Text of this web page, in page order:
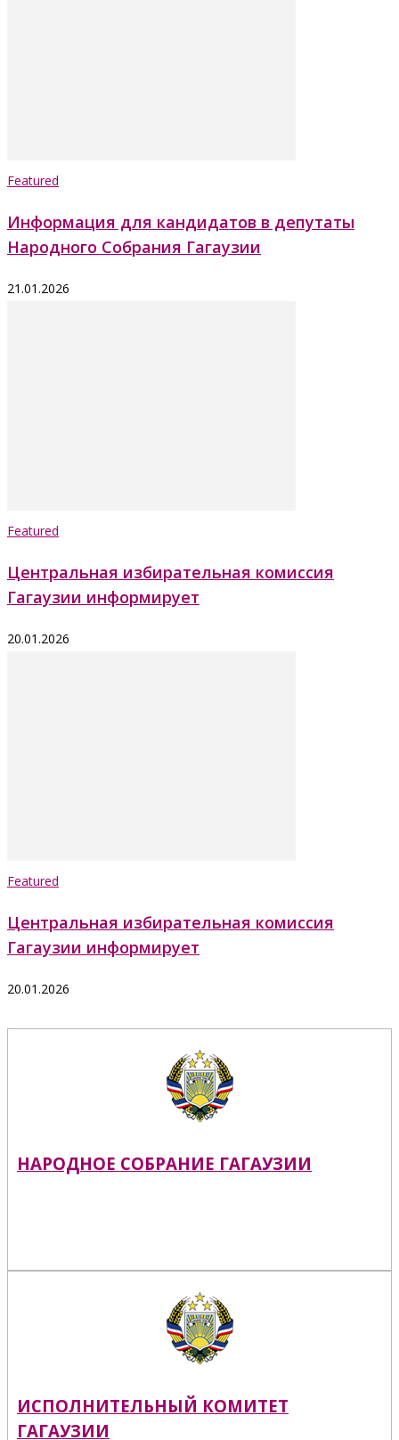
Featured
Информация для кандидатов в депутаты
Народного Собрания Гагаузии
21.01.2026
Featured
Центральная избирательная комиссия
Гагаузии информирует
20.01.2026
Featured
Центральная избирательная комиссия
Гагаузии информирует
20.01.2026
НАРОДНОЕ СОБРАНИЕ ГАГАУЗИИ
ИСПОЛНИТЕЛЬНЫЙ КОМИТЕТ
ГАГАУЗИИ